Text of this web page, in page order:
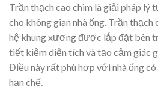
Trần thạch cao chìm là giải pháp lý
cho không gian nhà ống. Trần thạch
hệ khung xương được lắp đặt bên
tiết kiệm diện tích và tạo cảm giác
Điều này rất phù hợp với nhà ống
hạn chế.